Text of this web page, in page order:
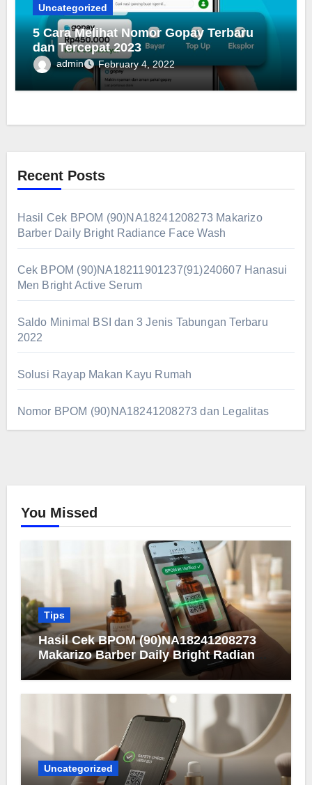
Uncategorized
5 Cara Melihat Nomor Gopay Terbaru
dan Tercepat 2023
admin February 4, 2022
Recent Posts
Hasil Cek BPOM (90)NA18241208273 Makarizo
Barber Daily Bright Radiance Face Wash
Cek BPOM (90)NA18211901237(91)240607 Hanasui
Men Bright Active Serum
Saldo Minimal BSI dan 3 Jenis Tabungan Terbaru
2022
Solusi Rayap Makan Kayu Rumah
Nomor BPOM (90)NA18241208273 dan Legalitas
You Missed
Tips
Hasil Cek BPOM (90)NA18241208273
Makarizo Barber Daily Bright Radiance
Face Wash
Uncategorized